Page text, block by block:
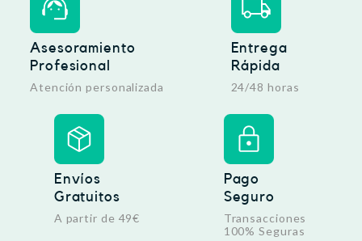
Asesoramiento
Profesional
Atención personalizada
Entrega
Rápida
24/48 horas
Envíos
Gratuitos
A partir de 49€
Pago
Seguro
Transacciones
100% Seguras